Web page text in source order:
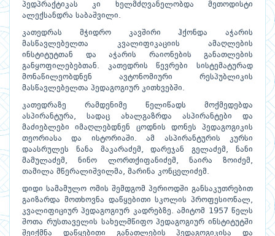
პედპრაქტიკას კი ხელმძღვანელობდა მეთოდისტი
ალექსანდრა საბაშვილი.
კათედრას მჭიდრო კავშირი ჰქონდა აჭარის
მასწავლებელთა კვალიფიკაციის ამაღლების
ინსტიტუტთან და აჭარის რაიონების განათლების
განყოფილებებთან. კათედრის წევრები სისტემატურად
მონაწილეობდნენ ავტონომიური რესპუბლიკის
მასწავლებელთა პედაგოგიურ კითხვებში.
კათედრაზე რამდენიმე წელიწადს მოქმედებდა
ასპირანტურა, სადაც ახალგაზრდა ასპირანტები და
მაძიებლები იმაღლებდნენ ცოდნის დონეს პედაგოგიკის
თეორიასა და ისტორიაში. ამ ასპირანტურის კურსი
დაასრულეს ნანა მაკარაძემ, დარეჯან გელაძემ, ნანი
მამულაძემ, ნინო ლორთქიფანიძემ, ნაირა ზოიძემ,
თამილა მწერალიშვილმა, მარინა კონცელიძემ.
დიდი სამამულო ომის შემდგომ პერიოდში განსაკუთრებით
გაიზარდა მოთხოვნა დაწყებითი სკოლის პროფესიონალ,
კვალიფიციურ პედაგოგიურ კადრებზე. ამიტომ 1957 წელს
შოთა რუსთაველის სახელმწიფო პედაგოგიურ ინსტიტუტში
შეიქმნა დაწყებითი განათლების პედაგოგიკისა და